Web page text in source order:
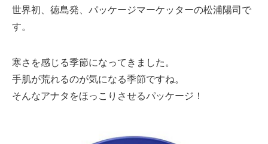
世界初、徳島発、パッケージマーケッターの松浦陽司で
す。
寒さを感じる季節になってきました。
手肌が荒れるのが気になる季節ですね。
そんなアナタをほっこりさせるパッケージ！